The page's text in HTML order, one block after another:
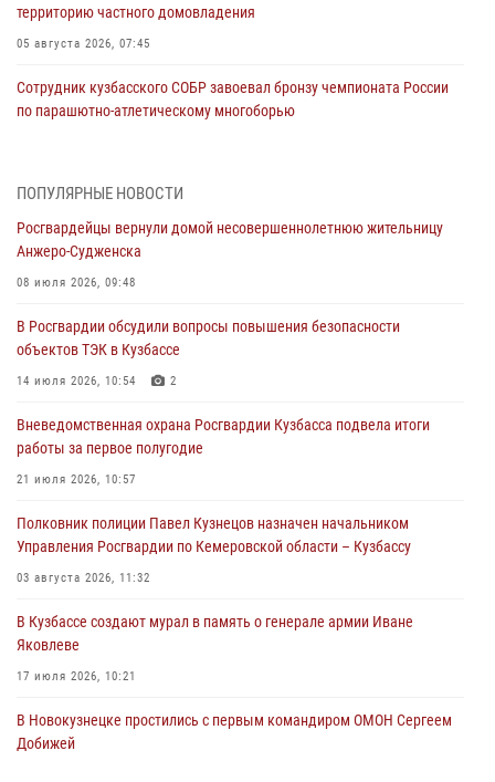
территорию частного домовладения
05 августа 2026, 07:45
Сотрудник кузбасского СОБР завоевал бронзу чемпионата России
по парашютно-атлетическому многоборью
Кузбассовцы высоко оценили качество предоставления
04 августа 2026, 09:42
Росгвардейцы помогли разыскать троих юных путешественников из
04 августа 2026, 08:42
Росгвардейцы задержали нарушителя общественного порядка в
04 августа 2026, 07:41
Кемеровские росгвардейцы пресекли попытку хищения товара
04 августа 2026, 06:32
ПОПУЛЯРНЫЕ НОВОСТИ
Росгвардейцы вернули домой несовершеннолетнюю жительницу
Анжеро-Судженска
08 июля 2026, 09:48
В Росгвардии обсудили вопросы повышения безопасности
объектов ТЭК в Кузбассе
14 июля 2026, 10:54 2
Вневедомственная охрана Росгвардии Кузбасса подвела итоги
работы за первое полугодие
21 июля 2026, 10:57
Полковник полиции Павел Кузнецов назначен начальником
Управления Росгвардии по Кемеровской области – Кузбассу
03 августа 2026, 11:32
В Кузбассе создают мурал в память о генерале армии Иване
Яковлеве
17 июля 2026, 10:21
В Новокузнецке простились с первым командиром ОМОН Сергеем
Добижей